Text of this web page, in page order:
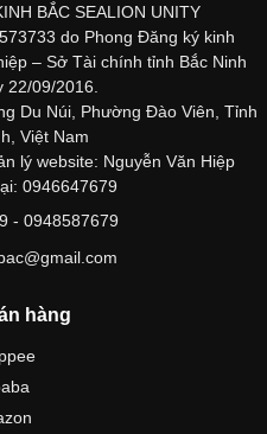
BẮC SEALION UNITY
do Phong Đăng ký kinh
– Sở Tài chính tỉnh Bắc Ninh
22/09/2016.
Du Núi, Phường Đào Viên, Tỉnh
Việt Nam
lý website: Nguyễn Văn Hiệp
0946647679
- 0948587679
hàng